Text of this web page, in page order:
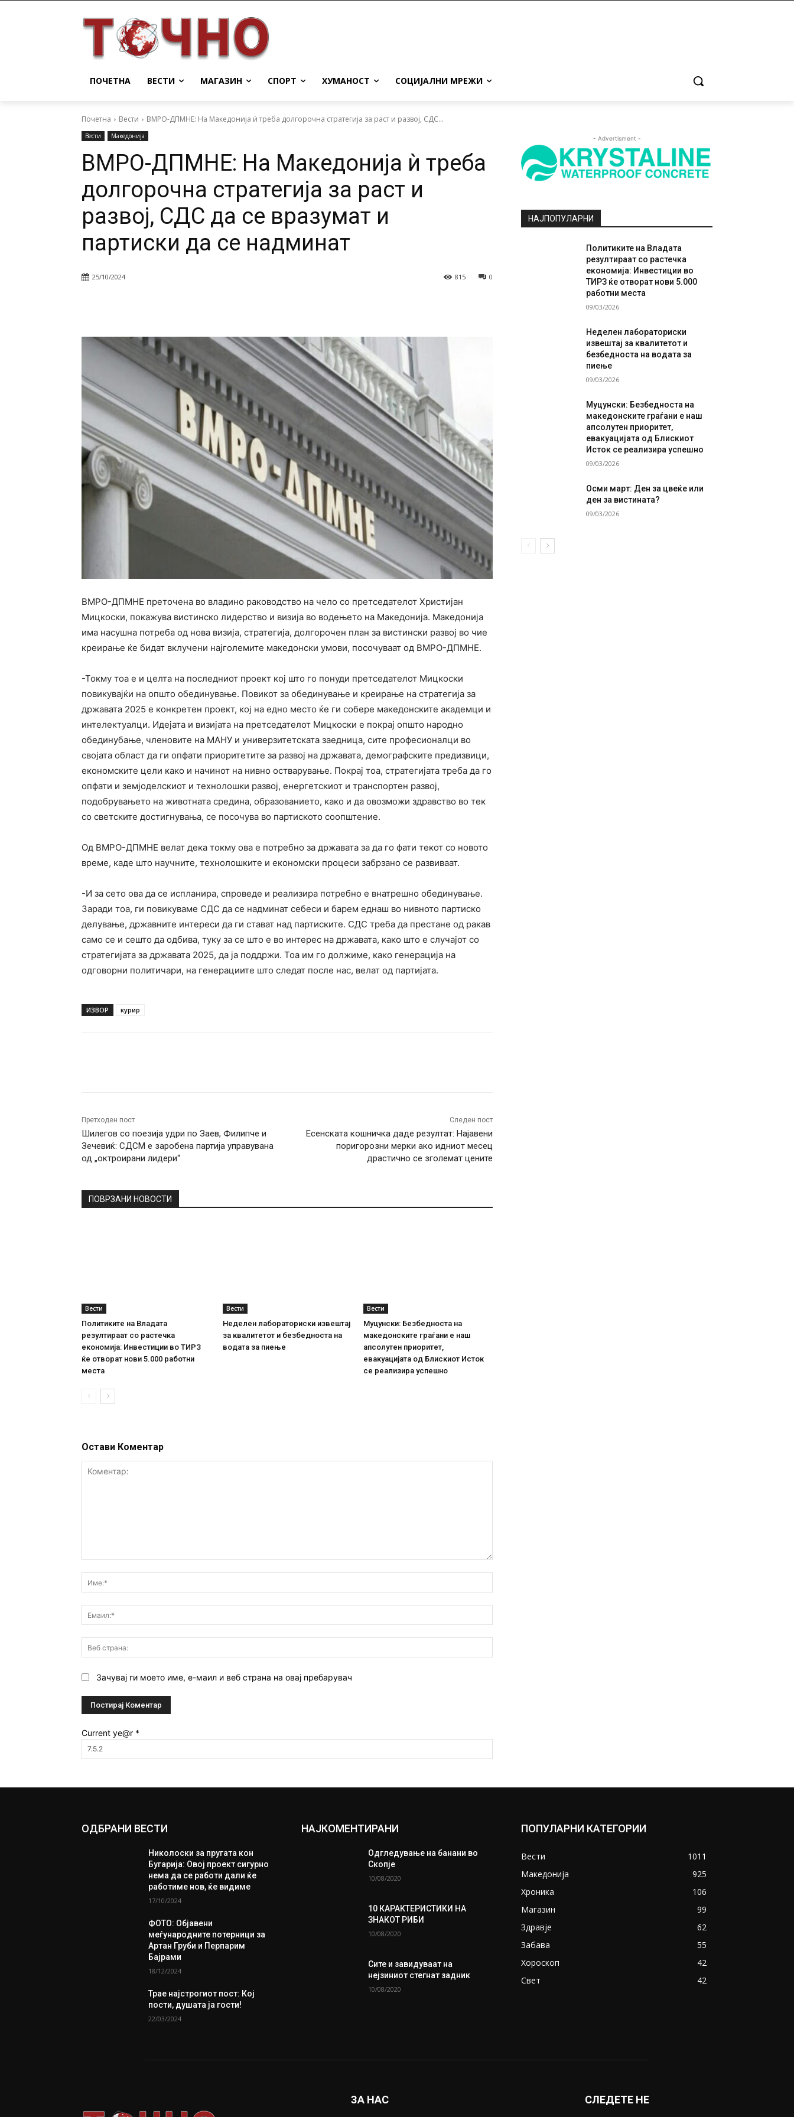
ПОЧЕТНА ВЕСТИ МАГАЗИН СПОРТ ХУМАНОСТ СОЦИЈАЛНИ МРЕЖИ
Почетна Вести ВМРО-ДПМНЕ: На Македонија ѝ треба долгорочна стратегија за раст и развој, СДС...
Вести Македонија
ВМРО-ДПМНЕ: На Македонија ѝ треба
долгорочна стратегија за раст и
развој, СДС да се вразумат и
партиски да се надминат
25/10/2024 0
815
ВМРО-ДПМНЕ преточена во владино раководство на чело со претседателот Христијан
Мицкоски, покажува вистинско лидерство и визија во водењето на Македонија. Македонија
има насушна потреба од нова визија, стратегија, долгорочен план за вистински развој во чие
креирање ќе бидат вклучени најголемите македонски умови, посочуваат од ВМРО-ДПМНЕ.
-Токму тоа е и целта на последниот проект кој што го понуди претседателот Мицкоски
повикувајќи на општо обединување. Повикот за обединување и креирање на стратегија за
државата 2025 е конкретен проект, кој на едно место ќе ги собере македонските академци и
интелектуалци. Идејата и визијата на претседателот Мицкоски е покрај општо народно
обединубање, членовите на МАНУ и универзитетската заедница, сите професионалци во
својата област да ги опфати приоритетите за развој на државата, демографските предизвици,
економските цели како и начинот на нивно остварување. Покрај тоа, стратегијата треба да го
опфати и земјоделскиот и технолошки развој, енергетскиот и транспортен развој,
подобрувањето на животната средина, образованието, како и да овозможи здравство во тек
со светските достигнувања, се посочува во партиското соопштение.
Од ВМРО-ДПМНЕ велат дека токму ова е потребно за државата за да го фати текот со новото
време, каде што научните, технолошките и економски процеси забрзано се развиваат.
-И за сето ова да се испланира, спроведе и реализира потребно е внатрешно обединување.
Заради тоа, ги повикуваме СДС да се надминат себеси и барем еднаш во нивното партиско
делување, државните интереси да ги стават над партиските. СДС треба да престане од ракав
само се и сешто да одбива, туку за се што е во интерес на државата, како што е случајот со
стратегијата за државата 2025, да ја поддржи. Тоа им го должиме, како генерација на
одговорни политичари, на генерациите што следат после нас, велат од партијата.
ИЗВОР курир
Претходен пост
Шилегов со поезија удри по Заев, Филипче и
Зечевиќ: СДСМ е заробена партија управувана
од „октроирани лидери“
Следен пост
Есенската кошничка даде резултат: Најавени
поригорозни мерки ако идниот месец
драстично се зголемат цените
ПОВРЗАНИ НОВОСТИ
Вести
Политиките на Владата
резултираат со растечка
економија: Инвестиции во ТИРЗ
ќе отворат нови 5.000 работни
места
Вести
Неделен лабораториски извештај
за квалитетот и безбедноста на
водата за пиење
Вести
Муцунски: Безбедноста на
македонските граѓани е наш
апсолутен приоритет,
евакуацијата од Блискиот Исток
се реализира успешно
Остави Коментар
страна:
Зачувај ги моето име, е-маил и веб страна на овај пребарувач
Current ye@r *
- Advertisment -
НАЈПОПУЛАРНИ
Политиките на Владата
резултираат со растечка
економија: Инвестиции во
ТИРЗ ќе отворат нови 5.000
работни места
09/03/2026
Неделен лабораториски
извештај за квалитетот и
безбедноста на водата за
пиење
09/03/2026
Муцунски: Безбедноста на
македонските граѓани е наш
апсолутен приоритет,
евакуацијата од Блискиот
Исток се реализира успешно
09/03/2026
Осми март: Ден за цвеќе или
ден за вистината?
09/03/2026
ОДБРАНИ ВЕСТИ
Николоски за пругата кон
Бугарија: Овој проект сигурно
нема да се работи дали ќе
работиме нов, ќе видиме
17/10/2024
ФОТО: Објавени
меѓународните потерници за
Артан Груби и Перпарим
Бајрами
18/12/2024
Трае најстрогиот пост: Кој
пости, душата ја гости!
22/03/2024
НАЈКОМЕНТИРАНИ
Одгледување на банани во
Скопје
10/08/2020
10 КАРАКТЕРИСТИКИ НА
ЗНАКОТ РИБИ
10/08/2020
Сите и завидуваат на
нејзиниот стегнат задник
10/08/2020
ПОПУЛАРНИ КАТЕГОРИИ
Вести
1011
Македонија
925
Хроника
106
Магазин
99
Здравје
62
Забава
55
Хороскоп
42
Свет
42
ЗА НАС СЛЕДЕТЕ НЕ